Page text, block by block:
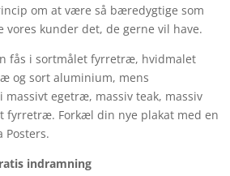
om at være så bæredygtige som
vores kunder det, de gerne vil have.
fås i sortmålet fyrretræ, hvidmalet
og sort aluminium, mens
massivt egetræ, massiv teak, massiv
fyrretræ. Forkæl din nye plakat med en
Posters.
indramning